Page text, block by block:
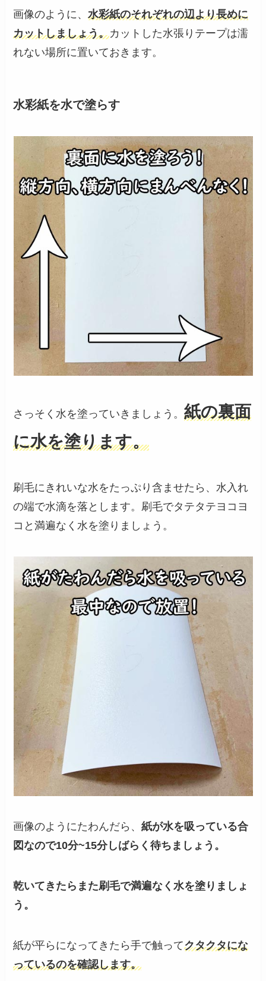
画像のように、 水彩紙のそれぞれの辺より長めに
カットしましょう。カットした水張りテープは濡
れない場所に置いておきます。
水彩紙を水で塗らす
さっそく水を塗っていきましょう。紙の裏面
に水を塗ります。
刷毛にきれいな水をたっぷり含ませたら、水入れ
の端で水滴を落とします。刷毛でタテタテヨコヨ
コと満遍なく水を塗りましょう。
画像のようにたわんだら、紙が水を吸っている合
図なので10分~15分しばらく待ちましょう。
乾いてきたらまた刷毛で満遍なく水を塗りましょ
う。
紙が平らになってきたら手で触ってクタクタにな
っているのを確認します。